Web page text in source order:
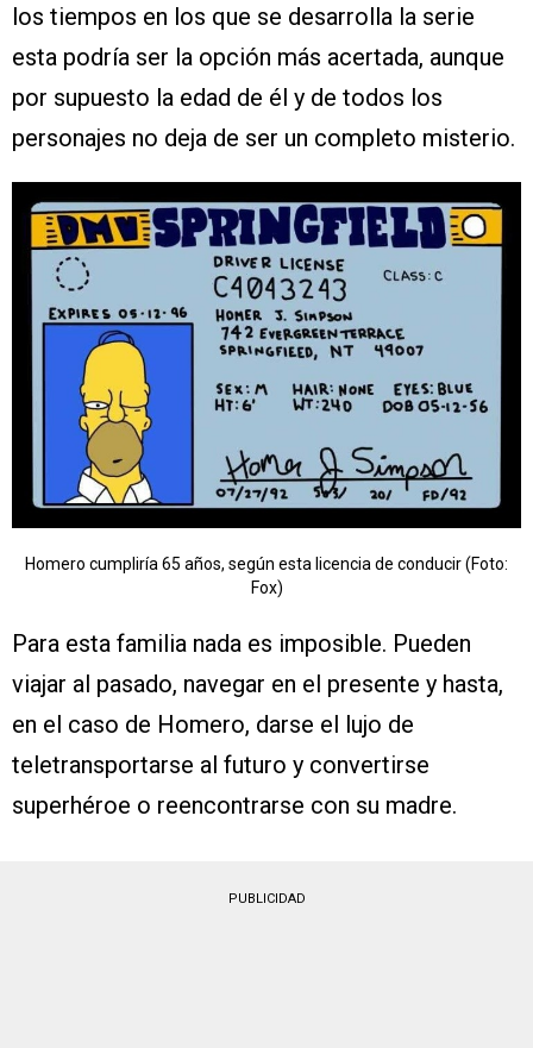
los tiempos en los que se desarrolla la serie
esta podría ser la opción más acertada, aunque
por supuesto la edad de él y de todos los
personajes no deja de ser un completo misterio.
Homero cumpliría 65 años, según esta licencia de conducir (Foto:
Fox)
Para esta familia nada es imposible. Pueden
viajar al pasado, navegar en el presente y hasta,
en el caso de Homero, darse el lujo de
teletransportarse al futuro y convertirse
superhéroe o reencontrarse con su madre.
PUBLICIDAD